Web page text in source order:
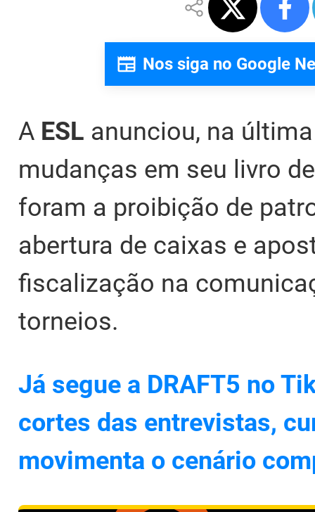
Nos siga no Google
A ESL anunciou, na
mudanças em seu livro
foram a proibição de
abertura de caixas e
fiscalização na
torneios.
Já segue a DRAFT5 no
cortes das entrevistas,
movimenta o cenário